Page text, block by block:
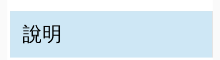
說明